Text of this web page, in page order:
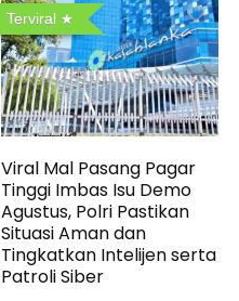
Terviral
Viral Mal Pasang Pagar
Tinggi Imbas Isu Demo
Agustus, Polri Pastikan
Situasi Aman dan
Tingkatkan Intelijen serta
Patroli Siber